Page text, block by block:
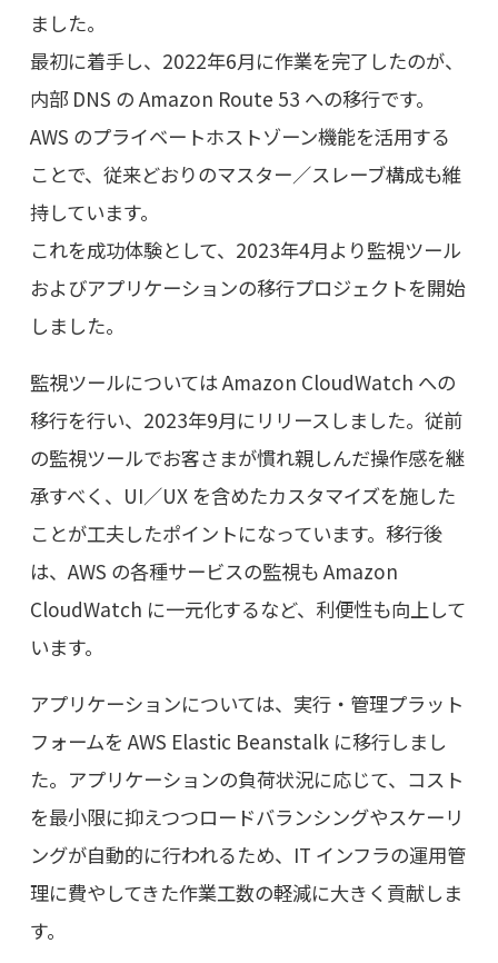
ました。
最初に着手し、2022年6月に作業を完了したのが、
内部 DNS の Amazon Route 53 への移行です。
AWS のプライベートホストゾーン機能を活用する
ことで、従来どおりのマスター／スレーブ構成も維
持しています。
これを成功体験として、2023年4月より監視ツール
およびアプリケーションの移行プロジェクトを開始
しました。
監視ツールについては Amazon CloudWatch への
移行を行い、2023年9月にリリースしました。従前
の監視ツールでお客さまが慣れ親しんだ操作感を継
承すべく、UI／UX を含めたカスタマイズを施した
ことが工夫したポイントになっています。移行後
は、AWS の各種サービスの監視も Amazon
CloudWatch に一元化するなど、利便性も向上して
います。
アプリケーションについては、実行・管理プラット
フォームを AWS Elastic Beanstalk に移行しまし
た。アプリケーションの負荷状況に応じて、コスト
を最小限に抑えつつロードバランシングやスケーリ
ングが自動的に行われるため、IT インフラの運用管
理に費やしてきた作業工数の軽減に大きく貢献しま
す。